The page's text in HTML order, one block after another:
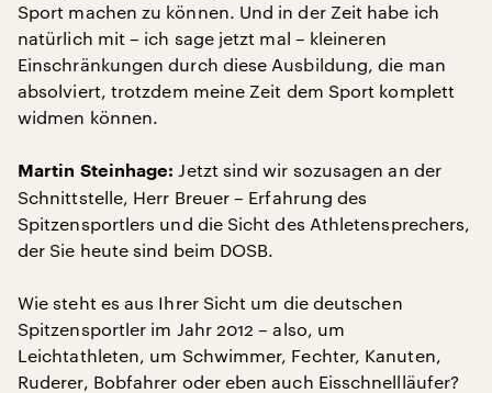
Sport machen zu können. Und in der Zeit habe ich
natürlich mit – ich sage jetzt mal – kleineren
Einschränkungen durch diese Ausbildung, die man
absolviert, trotzdem meine Zeit dem Sport komplett
widmen können.
Martin Steinhage: Jetzt sind wir sozusagen an der
Schnittstelle, Herr Breuer – Erfahrung des
Spitzensportlers und die Sicht des Athletensprechers,
der Sie heute sind beim DOSB.
Wie steht es aus Ihrer Sicht um die deutschen
Spitzensportler im Jahr 2012 – also, um
Leichtathleten, um Schwimmer, Fechter, Kanuten,
Ruderer, Bobfahrer oder eben auch Eisschnellläufer?